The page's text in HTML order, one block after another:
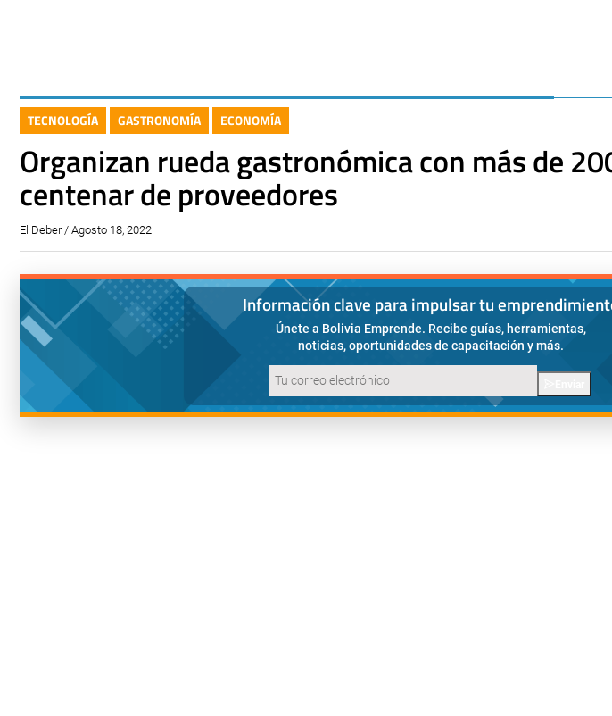
TECNOLOGÍA GASTRONOMÍA ECONOMÍA
Organizan rueda gastronómica con más de
centenar de proveedores
El Deber / Agosto 18, 2022
Información clave para impulsar tu
Únete a Bolivia Emprende. Recibe guías, herramientas,
noticias, oportunidades de capacitación y más.